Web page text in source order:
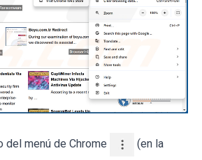
del menú de Chrome (en la